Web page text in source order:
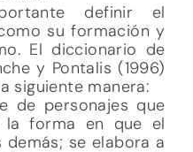
definir el
su formación y
El diccionario de
y Pontalis (1996)
siguiente manera:
de personajes que
la forma en que el
se elabora a